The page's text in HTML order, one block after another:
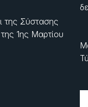
της Σύστασης
1ης Μαρτίου